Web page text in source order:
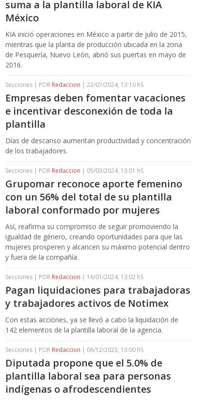
suma a la plantilla laboral de KIA
México
KIA inició operaciones en México a partir de julio de 2015,
mientras que la planta de producción ubicada en la zona
de Pesquería, Nuevo León, abrió sus puertas en mayo de
2016.
Secciones | POR Redaccion | 22/07/2024, 13:10 hS
Empresas deben fomentar vacaciones
e incentivar desconexión de toda la
plantilla
Días de descanso aumentan productividad y concentración
de los trabajadores.
Secciones | POR Redaccion | 05/03/2024, 13:01 hS
Grupomar reconoce aporte femenino
con un 56% del total de su plantilla
laboral conformado por mujeres
Así, reafirma su compromiso de seguir promoviendo la
igualdad de género, creando oportunidades para que las
mujeres prosperen y alcancen su máximo potencial dentro
y fuera de la compañía.
Secciones | POR Redaccion | 16/01/2024, 13:02 hS
Pagan liquidaciones para trabajadoras
y trabajadores activos de Notimex
Con estas acciones, ya se llevó a cabo la liquidación de
142 elementos de la plantilla laboral de la agencia.
Secciones | POR Redaccion | 06/12/2023, 13:00 hS
Diputada propone que el 5.0% de
plantilla laboral sea para personas
indígenas o afrodescendientes